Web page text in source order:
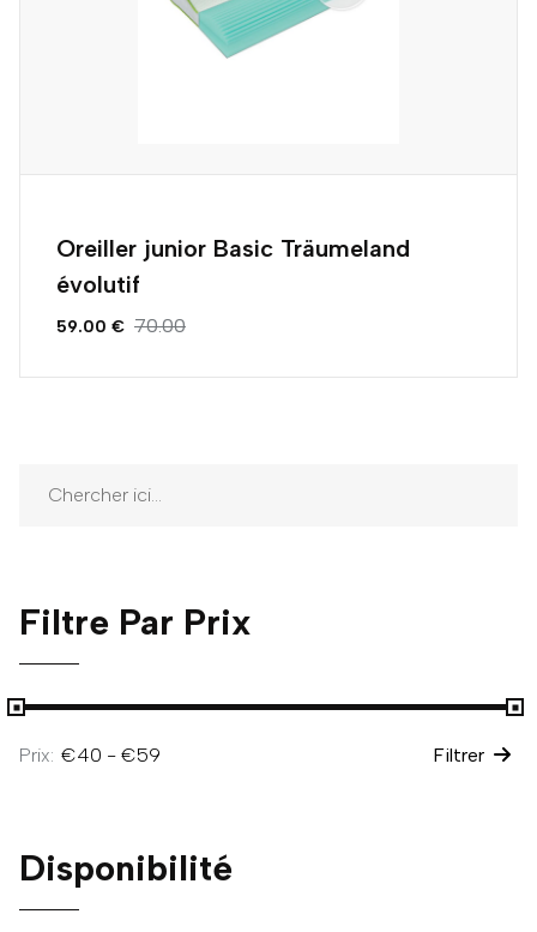
Filtre Par Prix
Prix: Filtrer
Disponibilité
Oreiller junior Basic Träumeland
évolutif
59.00 € 70.00